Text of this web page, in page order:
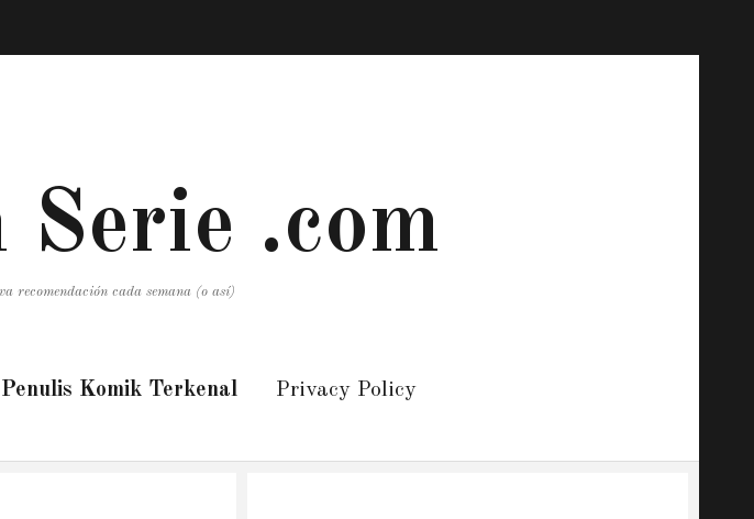
Serie .com
recomendación cada semana (o así)
Penulis Komik Terkenal Privacy Policy